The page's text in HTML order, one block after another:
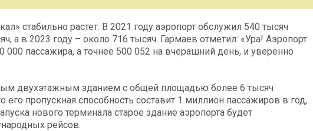
стабильно растет. В 2021 году аэропорт обслужил 540 тысяч
а в 2023 году – около 716 тысяч. Гармаев отметил: «Ура! Аэропорт
000 пассажира, а точнее 500 052 на вчерашний день, и уверенно
двухэтажным зданием с общей площадью более 6 тысяч
его пропускная способность составит 1 миллион пассажиров в год,
нового терминала старое здание аэропорта будет
рейсов.